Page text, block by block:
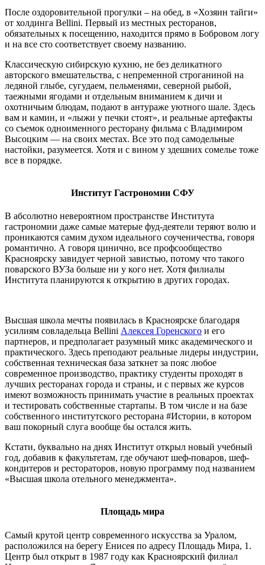
После оздоровительной прогулки – на обед, в «Хозяин тайги»
от холдинга Bellini. Первый из местных ресторанов,
обязательных к посещению, находится прямо в Бобровом логу
и на все сто соответствует своему названию.
Классическую сибирскую кухню, не без деликатного
авторского вмешательства, с непременной строганиной на
ледяной глыбе, сугудаем, пельменями, северной рыбой,
таежными ягодами и отдельным вниманием к дичи и
охотничьим блюдам, подают в антураже уютного шале. Здесь
вам и камин, и «лыжи у печки стоят», и реальные артефакты
со съемок одноименного ресторану фильма с Владимиром
Высоцким — на своих местах. Все это под самодельные
настойки, разумеется. Хотя и с вином у здешних сомелье тоже
все в порядке.
Институт Гастрономии СФУ
В абсолютно невероятном пространстве Института
гастрономии даже самые матерые фуд-деятели теряют волю и
проникаются самим духом идеального соученичества, говоря
романтично. А говоря цинично, все профсообщество
Красноярску завидует черной завистью, потому что такого
поварского ВУЗа больше ни у кого нет. Хотя филиалы
Института планируются к открытию в других городах.
Высшая школа мечты появилась в Красноярске благодаря
усилиям совладельца Bellini Алексея Горенского и его
партнеров, и предполагает разумный микс академического и
практического. Здесь преподают реальные лидеры индустрии,
собственная техническая база заткнет за пояс любое
современное производство, практику студенты проходят в
лучших ресторанах города и страны, и с первых же курсов
имеют возможность принимать участие в реальных проектах
и тестировать собственные стартапы. В том числе и на базе
собственного институтского ресторана #Истории, в котором
ваш покорный слуга вообще бы остался жить.
Кстати, буквально на днях Институт открыл новый учебный
год, добавив к факультетам, где обучают шеф-поваров, шеф-
кондитеров и рестораторов, новую программу под названием
«Высшая школа отельного менеджмента».
Площадь мира
Самый крутой центр современного искусства за Уралом,
расположился на берегу Енисея по адресу Площадь Мира, 1.
Центр был открыт в 1987 году как Красноярский филиал